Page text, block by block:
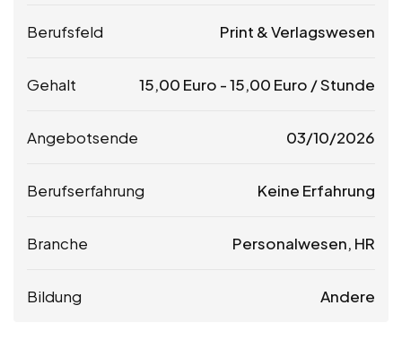
Berufsfeld Print & Verlagswesen
Gehalt 15,00 Euro -15,00 Euro / Stunde
Angebotsende 03/10/2026
Berufserfahrung Keine Erfahrung
Branche Personalwesen, HR
Bildung Andere